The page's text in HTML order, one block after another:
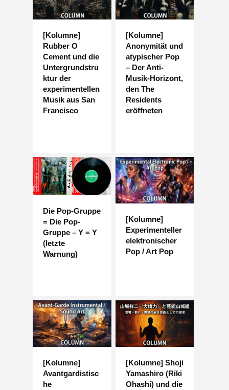
[Kolumne]
Rubber O
Cement und die
Untergrundstru
ktur der
experimentellen
Musik aus San
Francisco
[Kolumne]
Anonymität und
atypischer Pop
– Der Anti-
Musik-Horizont,
den The
Residents
eröffneten
Die Pop-Gruppe
= Die Pop-
Gruppe – Y = Y
(letzte
Warnung)
[Kolumne]
Experimenteller
elektronischer
Pop / Art Pop
[Kolumne]
Avantgardistisc
he
[Kolumne] Shoji
Yamashiro (Riki
Ohashi) und die